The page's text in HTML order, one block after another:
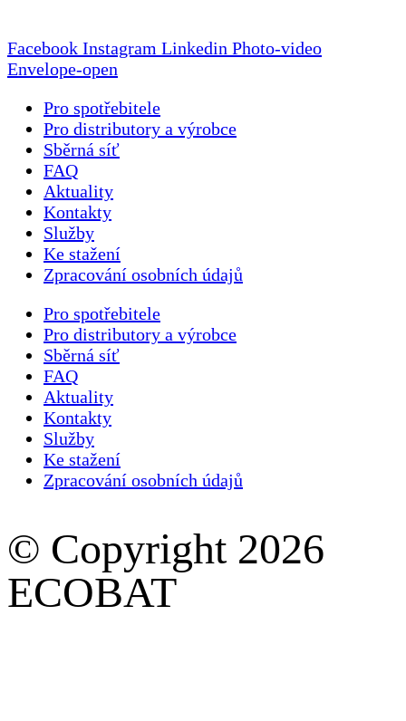
Facebook Instagram Linkedin Photo-video
Envelope-open
Pro spotřebitele
Pro distributory a výrobce
Sběrná síť
FAQ
Aktuality
Kontakty
Služby
Ke stažení
Zpracování osobních údajů
Pro spotřebitele
Pro distributory a výrobce
Sběrná síť
FAQ
Aktuality
Kontakty
Služby
Ke stažení
Zpracování osobních údajů
© Copyright 2026
ECOBAT